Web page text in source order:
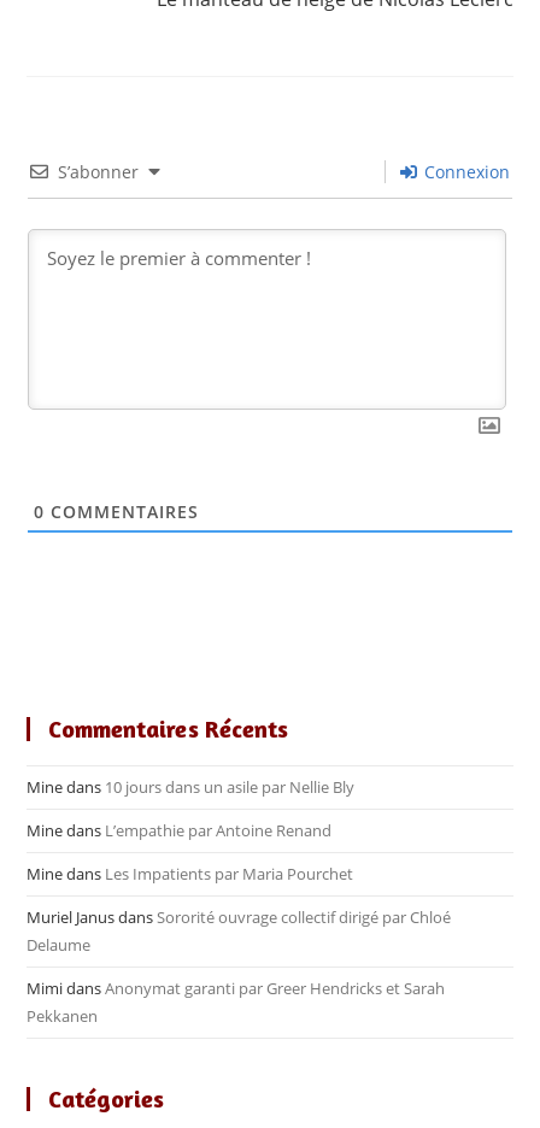
S’abonner Connexion
0 COMMENTAIRES
Commentaires Récents
Minedans 10 jours dans un asile par Nellie Bly
Minedans L’empathie par Antoine Renand
Minedans Les Impatients par Maria Pourchet
Muriel JanusdansSororité ouvrage collectif dirigé par Chloé
Delaume
MimidansAnonymat garanti par Greer Hendricks et Sarah
Pekkanen
Catégories